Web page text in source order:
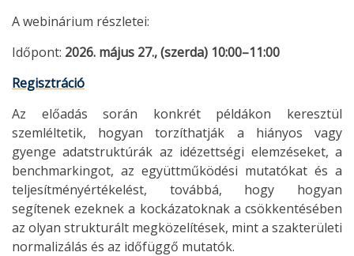
A webinárium részletei:
Időpont: 2026. május 27., (szerda) 10:00–11:00
Regisztráció
Az előadás során konkrét példákon keresztül
szemléltetik, hogyan torzíthatják a hiányos vagy
gyenge adatstruktúrák az idézettségi elemzéseket, a
benchmarkingot, az együttműködési mutatókat és a
teljesítményértékelést, továbbá, hogy hogyan
segítenek ezeknek a kockázatoknak a csökkentésében
az olyan strukturált megközelítések, mint a szakterületi
normalizálás és az időfüggő mutatók.